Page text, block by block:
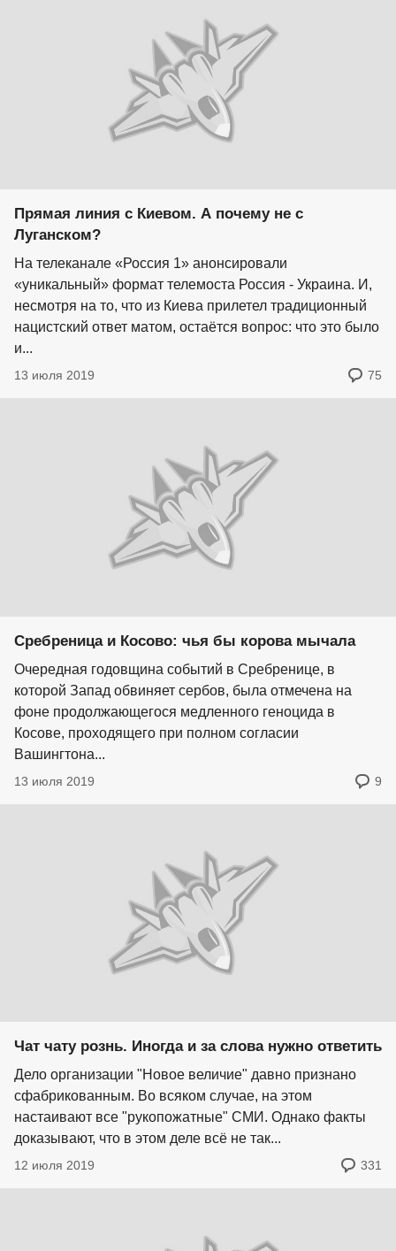
Прямая линия с Киевом. А почему не с
Луганском?
На телеканале «Россия 1» анонсировали
«уникальный» формат телемоста Россия - Украина. И,
несмотря на то, что из Киева прилетел традиционный
нацистский ответ матом, остаётся вопрос: что это было
и...
13 июля 2019 75
Сребреница и Косово: чья бы корова мычала
Очередная годовщина событий в Сребренице, в
которой Запад обвиняет сербов, была отмечена на
фоне продолжающегося медленного геноцида в
Косове, проходящего при полном согласии
Вашингтона...
13 июля 2019 9
Чат чату рознь. Иногда и за слова нужно ответить
Дело организации "Новое величие" давно признано
сфабрикованным. Во всяком случае, на этом
настаивают все "рукопожатные" СМИ. Однако факты
доказывают, что в этом деле всё не так...
12 июля 2019 331